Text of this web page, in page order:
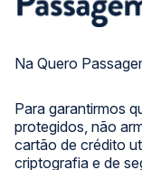
Na Quero
Para garantirmos
protegidos, não
cartão de crédito
criptografia e de